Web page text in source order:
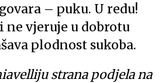
– puku. U redu!
vjeruje u dobrotu
plodnost sukoba.
strana podjela na